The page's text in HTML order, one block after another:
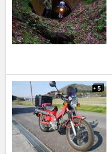
+ 5